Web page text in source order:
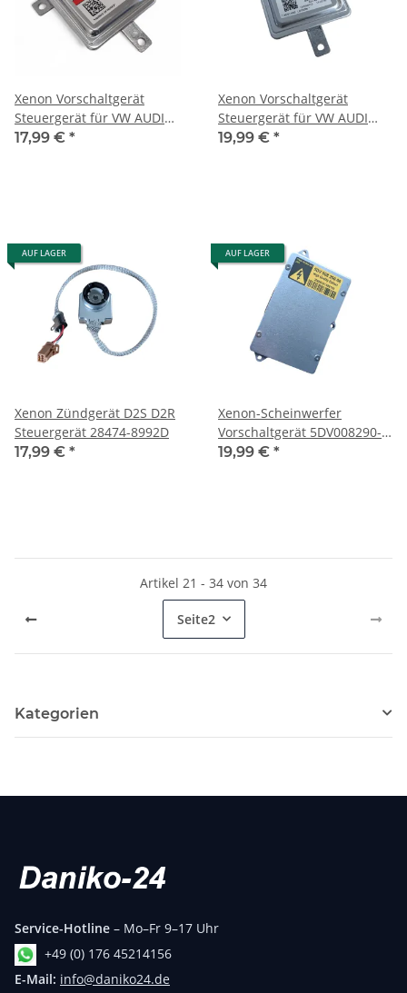
Xenon Vorschaltgerät
Steuergerät für VW AUDI
Porsche Scheinwerfer
17,99 € *
Xenon Vorschaltgerät
Steuergerät für VW AUDI
Seat Skoda Scheinwerfer
19,99 € *
AUF LAGER
Xenon Zündgerät D2S D2R
Steuergerät 28474-8992D
17,99 € *
AUF LAGER
Xenon-Scheinwerfer
Vorschaltgerät 5DV008290-
00 Ersatz für Hella D2S D2R
19,99 € *
Artikel 21 - 34 von 34
Seite2
Kategorien
Service-Hotline – Mo–Fr 9–17 Uhr
+49 (0) 176 45214156
E-Mail: info@daniko24.de